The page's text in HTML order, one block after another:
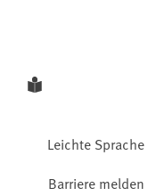
Leichte Sprache
Barriere melden